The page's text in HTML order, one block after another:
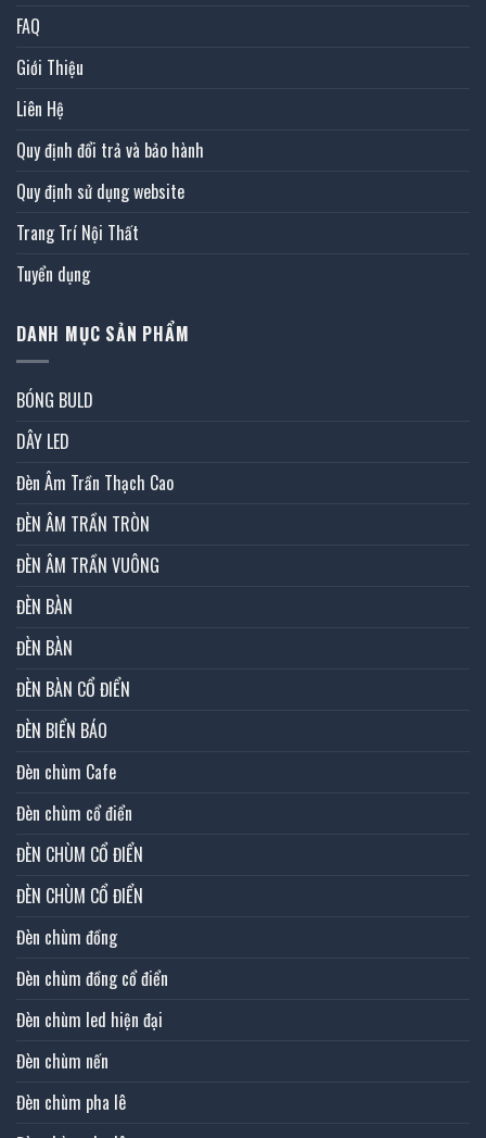
FAQ
Giới Thiệu
Liên Hệ
Quy định đổi trả và bảo hành
Quy định sử dụng website
Trang Trí Nội Thất
Tuyển dụng
DANH MỤC SẢN PHẨM
BÓNG BULD
DÂY LED
Đèn Âm Trần Thạch Cao
ĐÈN ÂM TRẦN TRÒN
ĐÈN ÂM TRẦN VUÔNG
ĐÈN BÀN
ĐÈN BÀN
ĐÈN BÀN CỔ ĐIỂN
ĐÈN BIỂN BÁO
Đèn chùm Cafe
Đèn chùm cổ điển
ĐÈN CHÙM CỔ ĐIỂN
ĐÈN CHÙM CỔ ĐIỂN
Đèn chùm đồng
Đèn chùm đồng cổ điển
Đèn chùm led hiện đại
Đèn chùm nến
Đèn chùm pha lê